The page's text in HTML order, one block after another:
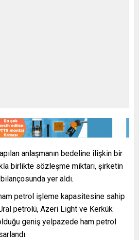
anlaşmanın bedeline ilişkin bir
birlikte sözleşme miktarı, şirketin
yer aldı.
petrol işleme kapasitesine sahip
petrolü, Azeri Light ve Kerkük
geniş yelpazede ham petrol